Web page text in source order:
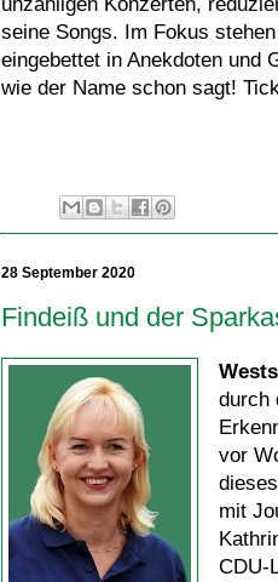
seine Songs. Im Fokus
eingebettet in Anekdoten und
wie der Name schon sagt!
28 September 2020
Findeiß und der
durch
vor
mit
CDU-